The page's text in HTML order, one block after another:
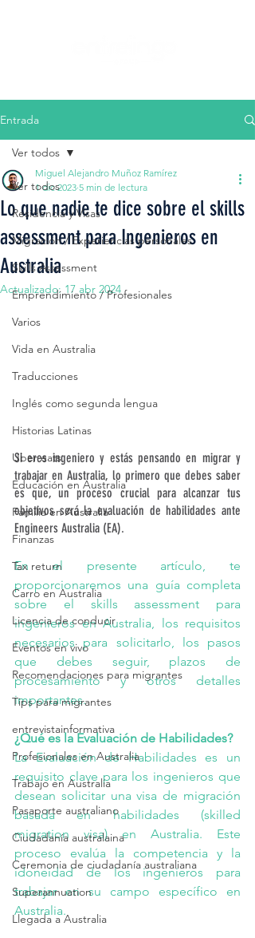
Entrada
Ver todos
Residencia y Visas
Migración / Experiencias personales
Skills Assessment
Emprendimiento / Profesionales
Varios
Vida en Australia
Traducciones
Inglés como segunda lengua
Historias Latinas
Uber eats
Educación en Australia
Familia en Australia
Finanzas
Tax return
Carro en Australia
Licencia de conducir
Eventos en vivo
Recomendaciones para migrantes
Tips para migrantes
entrevistainformativa
Profesionales en Australia
Trabajo en Australia
Pasaporte australiano
Ciudadanía australaina
Ceremonia de ciudadanía australiana
Superannuation
Llegada a Australia
Ver todos
Lo que nadie te dice sobre el skills
assessment para Ingenieros en
Australia
Miguel Alejandro Muñoz Ramírez
1 dic 2023 5 min de lectura
Actualizado: 17 abr 2024
Si eres ingeniero y estás pensando en migrar y
trabajar en Australia, lo primero que debes saber
es que, un proceso crucial para alcanzar tus
objetivos será la evaluación de habilidades ante
Engineers Australia (EA).
En el presente artículo, te
proporcionaremos una guía completa
sobre el skills assessment para
ingenieros en Australia, los requisitos
necesarios para solicitarlo, los pasos
que debes seguir, plazos de
procesamiento y otros detalles
importantes.
¿Qué es la Evaluación de Habilidades?
La Evaluación de Habilidades es un
requisito clave para los ingenieros que
desean solicitar una visa de migración
basada en habilidades (skilled
migration visa) en Australia. Este
proceso evalúa la competencia y la
idoneidad de los ingenieros para
trabajar en su campo específico en
Australia.